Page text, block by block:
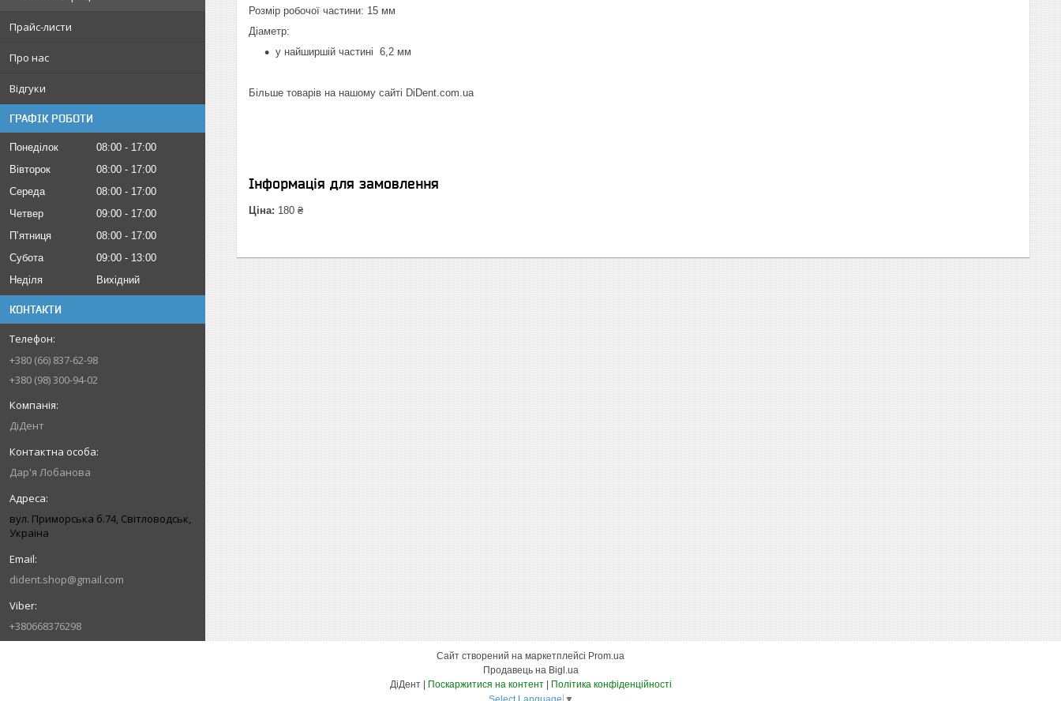
Прайс-листи
Про нас
Відгуки
ГРАФІК РОБОТИ
Понеділок 08:00
17:00
Вівторок
08:00
17:00
Середа
08:00
17:00
Четвер
09:00
17:00
Пʼятниця
08:00
17:00
Субота
09:00
13:00
Неділя
Вихідний
КОНТАКТИ
+380 (66) 837-62-98
+380 (98) 300-94-02
ДіДент
Дар'я Лобанова
вул. Приморська б.74, Світловодськ,
Україна
dident.shop@gmail.com
+380668376298
Розмір робочої частини: 15 мм
Діаметр:
у найширшій частині 6,2 мм
Більше товарів на нашому сайті DiDent.com.ua
Інформація для замовлення
Ціна: 180 ₴
Сайт створений на маркетплейсі Prom.ua
Продавець на Bigl.ua
Поскаржитися на контент
Політика конфіденційності